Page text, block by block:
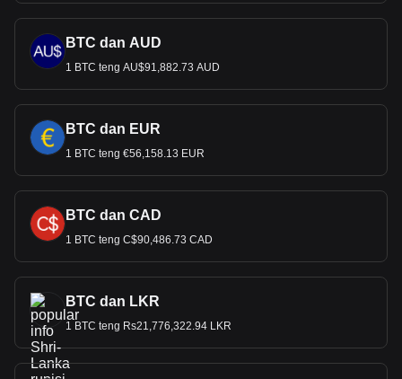
BTC dan AUD
1 BTC teng AU$91,882.73 AUD
BTC dan EUR
1 BTC teng €56,158.13 EUR
BTC dan CAD
1 BTC teng C$90,486.73 CAD
BTC dan LKR
1 BTC teng Rs21,776,322.94 LKR